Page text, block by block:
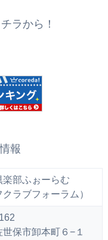
ラから！
報
楽部ふぉーらむ
クラブフォーラム）
保市卸本町６−１